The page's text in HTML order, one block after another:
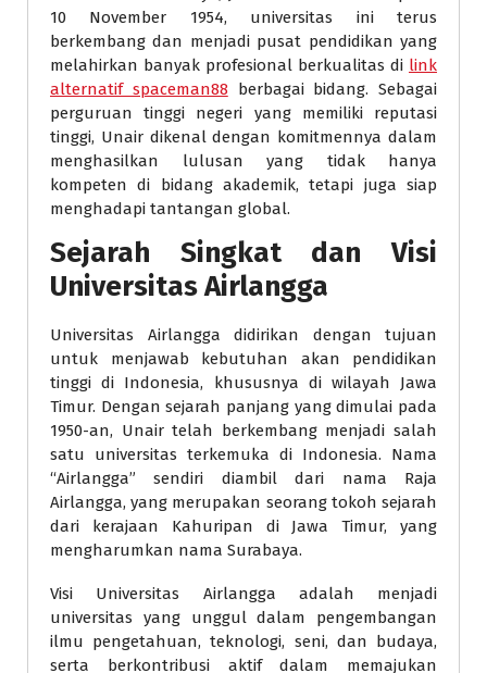
10 November 1954, universitas ini terus
berkembang dan menjadi pusat pendidikan yang
melahirkan banyak profesional berkualitas di link
alternatif spaceman88 berbagai bidang. Sebagai
perguruan tinggi negeri yang memiliki reputasi
tinggi, Unair dikenal dengan komitmennya dalam
menghasilkan lulusan yang tidak hanya
kompeten di bidang akademik, tetapi juga siap
menghadapi tantangan global.
Sejarah Singkat dan Visi
Universitas Airlangga
Universitas Airlangga didirikan dengan tujuan
untuk menjawab kebutuhan akan pendidikan
tinggi di Indonesia, khususnya di wilayah Jawa
Timur. Dengan sejarah panjang yang dimulai pada
1950-an, Unair telah berkembang menjadi salah
satu universitas terkemuka di Indonesia. Nama
“Airlangga” sendiri diambil dari nama Raja
Airlangga, yang merupakan seorang tokoh sejarah
dari kerajaan Kahuripan di Jawa Timur, yang
mengharumkan nama Surabaya.
Visi Universitas Airlangga adalah menjadi
universitas yang unggul dalam pengembangan
ilmu pengetahuan, teknologi, seni, dan budaya,
serta berkontribusi aktif dalam memajukan